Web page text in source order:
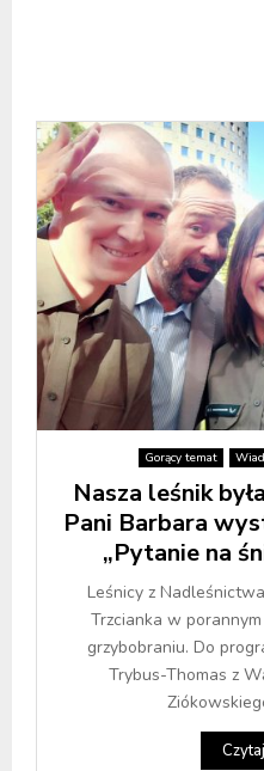
Gorący temat
Nasza leśnik
Pani Barbara
„Pytanie na
Leśnicy z
Trzcianka w
grzybobraniu. Do
Trybus-Thomas z